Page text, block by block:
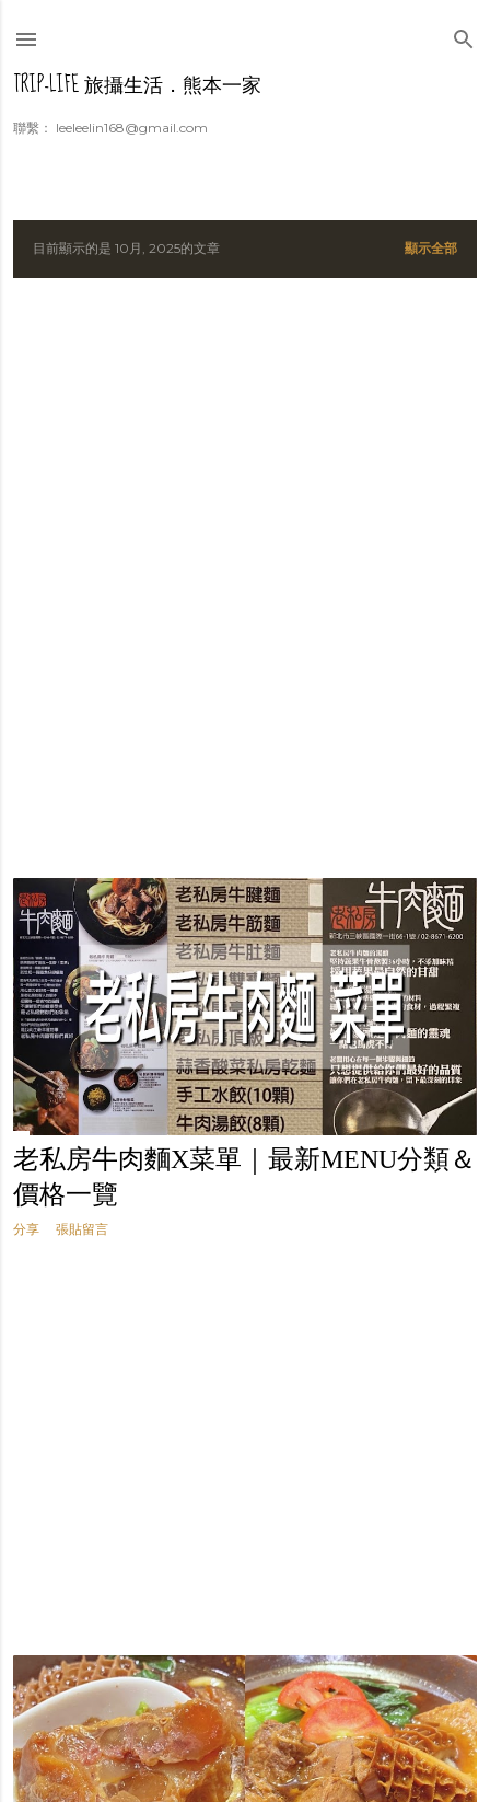
TRIP-LIFE 旅攝生活．熊本一家
聯繫： leeleelin168@gmail.com
發目前顯示的是 10月, 2025的文章 顯示全部
老私房牛肉麵X菜單｜最新MENU分類＆
價格一覽
分享 張貼留言